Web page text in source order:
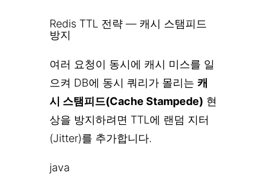
Redis TTL 전략 — 캐시 스탬피드
방지
여러 요청이 동시에 캐시 미스를 일
으켜 DB에 동시 쿼리가 몰리는 캐
시 스탬피드(Cache Stampede) 현
상을 방지하려면 TTL에 랜덤 지터
(Jitter)를 추가합니다.
java